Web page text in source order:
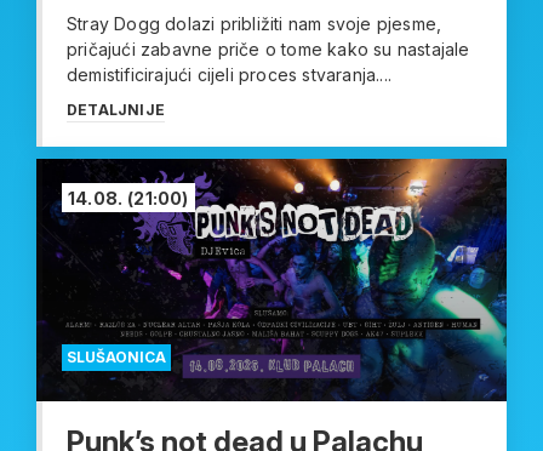
Stray Dogg dolazi približiti nam svoje pjesme,
pričajući zabavne priče o tome kako su nastajale
demistificirajući cijeli proces stvaranja....
DETALJNIJE
SLUŠAONICA
14.08. (21:00)
Punk’s not dead u Palachu